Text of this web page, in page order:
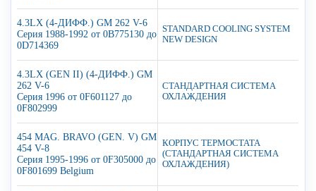
4.3LX (4-ДИФФ.) GM 262 V-6
Серия 1988-1992 от 0B775130 до
0D714369
STANDARD COOLING SYSTEM
NEW DESIGN
4.3LX (GEN II) (4-ДИФФ.) GM
262 V-6
Серия 1996 от 0F601127 до
0F802999
СТАНДАРТНАЯ СИСТЕМА
ОХЛАЖДЕНИЯ
454 MAG. BRAVO (GEN. V) GM
454 V-8
Серия 1995-1996 от 0F305000 до
0F801699 Belgium
КОРПУС ТЕРМОСТАТА
(СТАНДАРТНАЯ СИСТЕМА
ОХЛАЖДЕНИЯ)